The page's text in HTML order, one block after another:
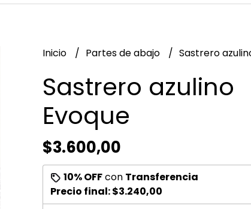
Inicio Partes de abajo Sastrero
Sastrero azulino
Evoque
$3.600,00
10% OFFcon Transferencia
Precio final:$3.240,00